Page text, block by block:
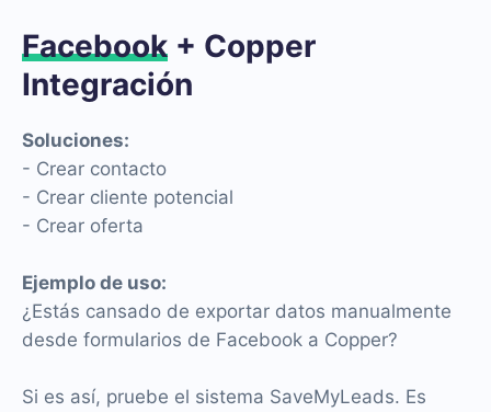
Facebook + Copper
Integración
Soluciones:
- Crear contacto
- Crear cliente potencial
- Crear oferta
Ejemplo de uso:
¿Estás cansado de exportar datos manualmente
desde formularios de Facebook a Copper?
Si es así, pruebe el sistema SaveMyLeads. Es